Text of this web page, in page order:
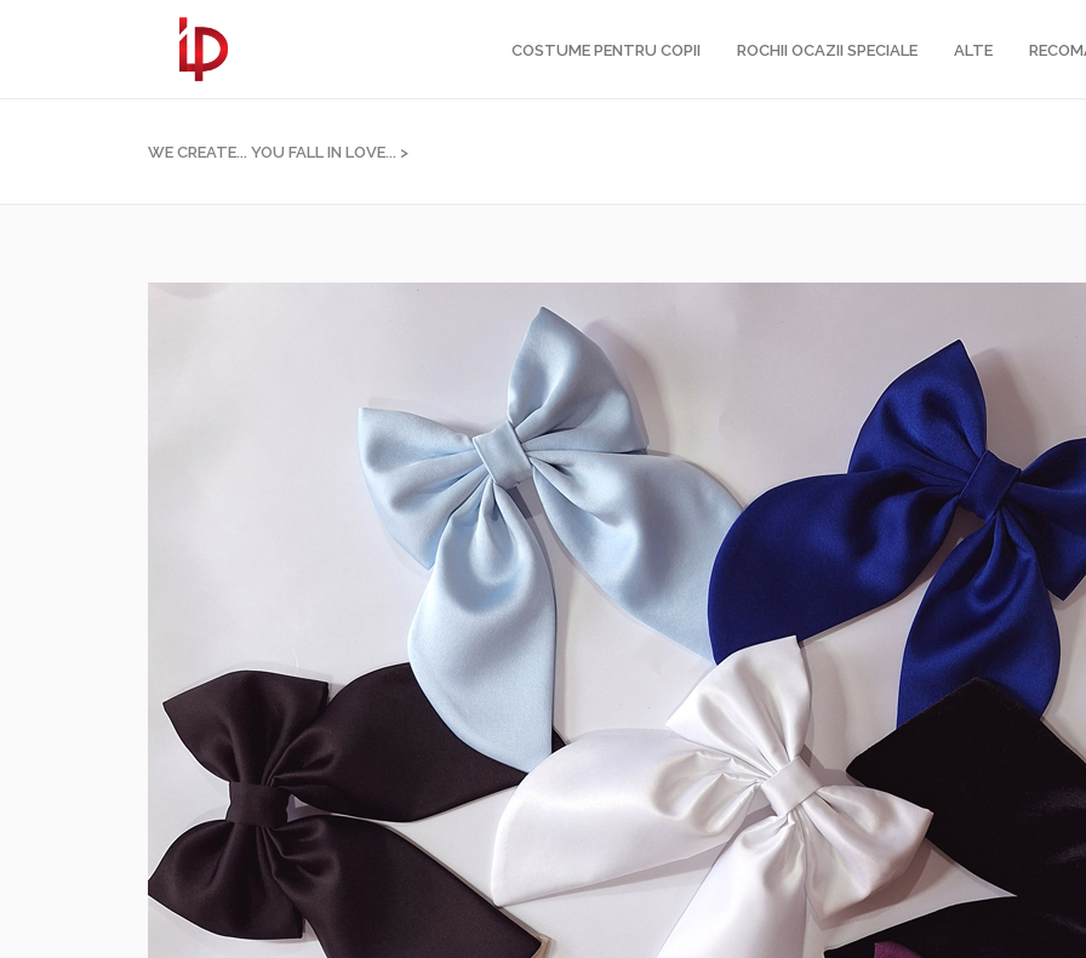
COSTUME PENTRU COPII ROCHII OCAZII SPECIALE ALTE
WE CREATE... YOU FALL IN LOVE... >